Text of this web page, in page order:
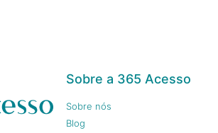
Sobre a 365 Acesso
Sobre nós
Blog